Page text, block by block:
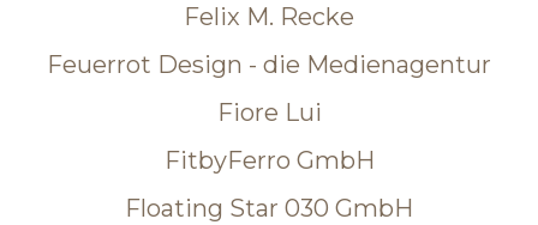
Felix M. Recke
Feuerrot Design - die Medienagentur
Fiore Lui
FitbyFerro GmbH
Floating Star 030 GmbH